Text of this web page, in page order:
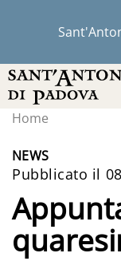
Home
NEWS
Pubblicato il